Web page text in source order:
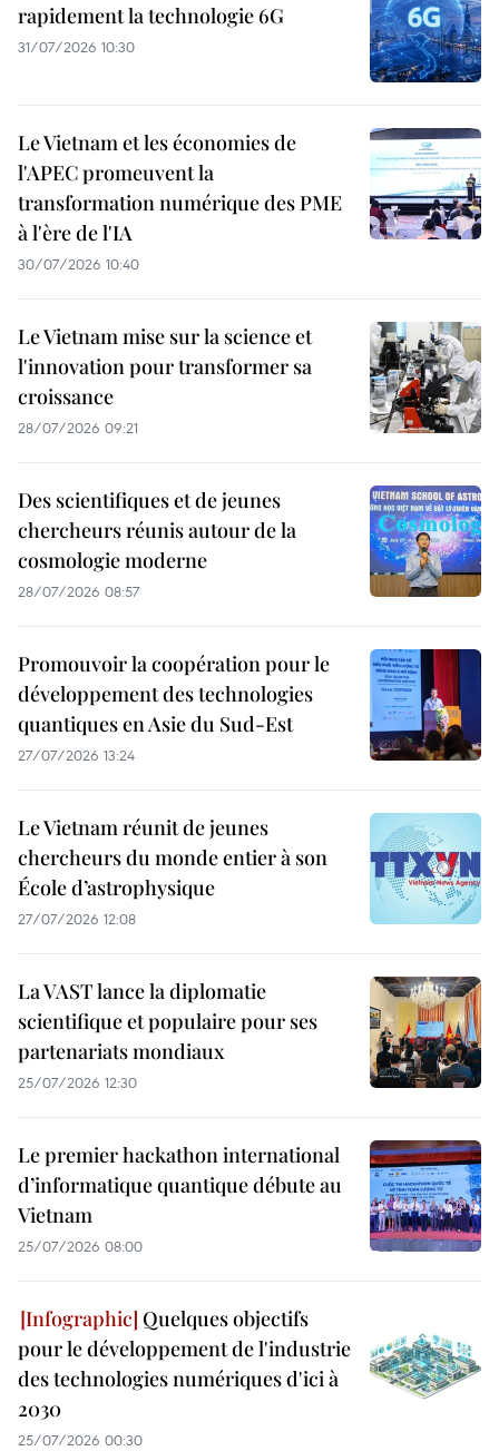
rapidement la technologie 6G
31/07/2026 10:30
Le Vietnam et les économies de
l'APEC promeuvent la
transformation numérique des PME
à l'ère de l'IA
30/07/2026 10:40
Le Vietnam mise sur la science et
l'innovation pour transformer sa
croissance
28/07/2026 09:21
Des scientifiques et de jeunes
chercheurs réunis autour de la
cosmologie moderne
28/07/2026 08:57
Promouvoir la coopération pour le
développement des technologies
quantiques en Asie du Sud-Est
27/07/2026 13:24
Le Vietnam réunit de jeunes
chercheurs du monde entier à son
École d’astrophysique
27/07/2026 12:08
La VAST lance la diplomatie
scientifique et populaire pour ses
partenariats mondiaux
25/07/2026 12:30
Le premier hackathon international
d’informatique quantique débute au
Vietnam
25/07/2026 08:00
Quelques objectifs
pour le développement de l'industrie
des technologies numériques d'ici à
2030
25/07/2026 00:30